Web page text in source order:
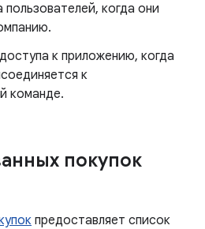
когда они
к приложению, когда
к
команде.
покупок
предоставляет список